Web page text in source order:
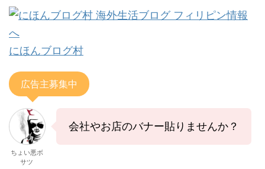
にほんブログ村
広告主募集中
ちょい悪ボ
サツ
会社やお店のバナー貼りませんか？